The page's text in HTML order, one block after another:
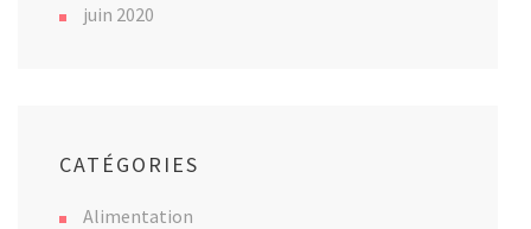
juin 2020
CATÉGORIES
Alimentation